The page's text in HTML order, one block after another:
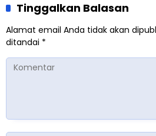
Tinggalkan Balasan
Alamat email Anda tidak akan
ditandai *